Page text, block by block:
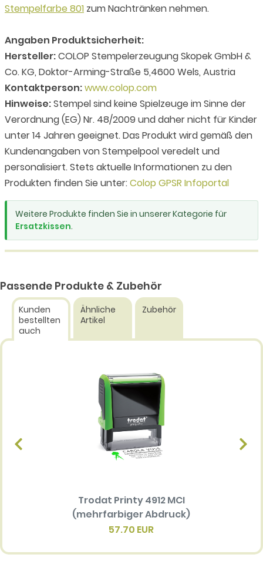
Stempelfarbe 801 zum Nachtränken nehmen.
Angaben Produktsicherheit:
Hersteller:COLOP Stempelerzeugung Skopek GmbH &
Co. KG, Doktor-Arming-Straße 5,4600 Wels, Austria
Kontaktperson:www.colop.com
Hinweise:Stempel sind keine Spielzeuge im Sinne der
Verordnung (EG) Nr. 48/2009 und daher nicht für Kinder
unter 14 Jahren geeignet. Das Produkt wird gemäß den
Kundenangaben von Stempelpool veredelt und
personalisiert. Stets aktuelle Informationen zu den
Produkten finden Sie unter:Colop GPSR Infoportal
Weitere Produkte finden Sie in unserer Kategorie für
Ersatzkissen.
Passende Produkte & Zubehör
Kunden
bestellten
auch
Ähnliche
Artikel
Zubehör
Trodat Printy 4912 MCI
(mehrfarbiger Abdruck)
57.70 EUR